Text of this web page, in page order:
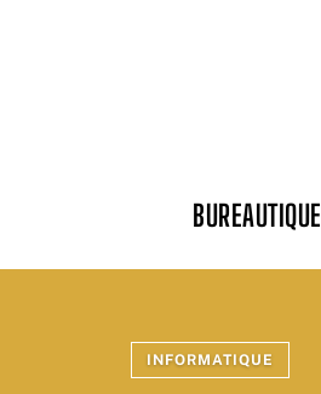
BUREAUTIQUE
INFORMATIQUE